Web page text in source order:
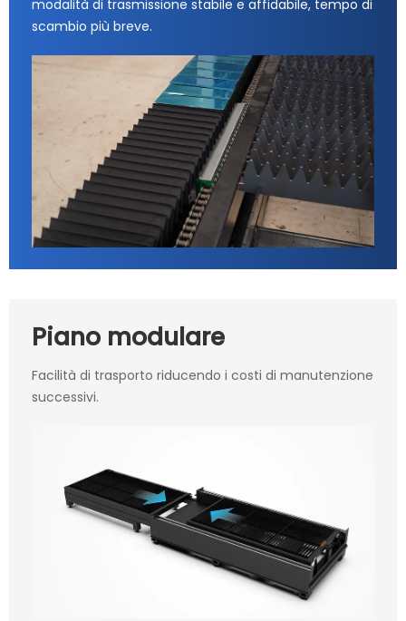
modalità di trasmissione stabile e affidabile, tempo di
scambio più breve.
Piano modulare
Facilità di trasporto riducendo i costi di manutenzione
successivi.